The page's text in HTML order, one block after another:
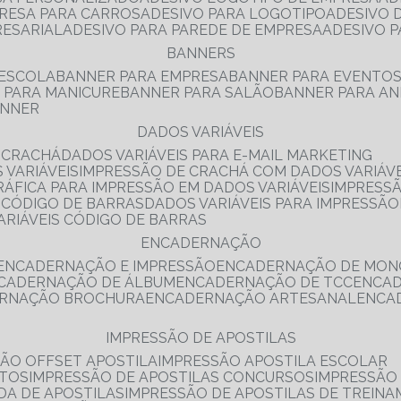
PARA CARROS
ADESIVO PARA LOGOTIPO
ADESIVO PARA PAREDE DE EMPRESA
ADESIVO
BANNERS
BANNER PARA EMPRESA
BANNER PARA
PARA MANICURE
BANNER PARA SALÃO
BANNER PARA
DADOS VARIÁVEIS
DADOS VARIÁVEIS PARA E-MAIL MARKETING
VARIÁVEIS IMPRESSÃO DE CRACHÁ COM DADOS
PARA IMPRESSÃO EM DADOS VARIÁVEIS
DE BARRAS
DADOS VARIÁVEIS PARA IMPRESSÃO
CÓDIGO DE BARRAS
ENCADERNAÇÃO
ENCADERNAÇÃO E IMPRESSÃO
ENCADERNAÇÃO DE
DE ÁLBUM
ENCADERNAÇÃO DE TCC
BROCHURA
ENCADERNAÇÃO ARTESANAL
IMPRESSÃO DE APOSTILAS
OFFSET APOSTILA IMPRESSÃO APOSTILA ESCOLAR
IMPRESSÃO DE APOSTILAS CONCURSOS
DE APOSTILAS IMPRESSÃO DE APOSTILAS DE